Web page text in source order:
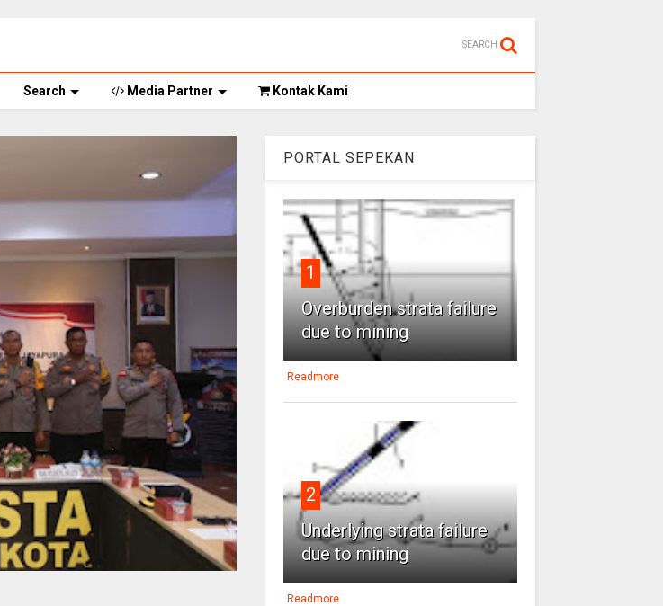
SEARCH
Search Media Partner Kontak Kami
PORTAL SEPEKAN
1
Overburden strata failure
due to mining
Readmore
2
Underlying strata failure
due to mining
Readmore